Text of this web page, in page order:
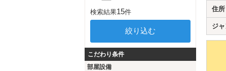
住所
ジ
検索結果15件
こだわり条件
部屋設備